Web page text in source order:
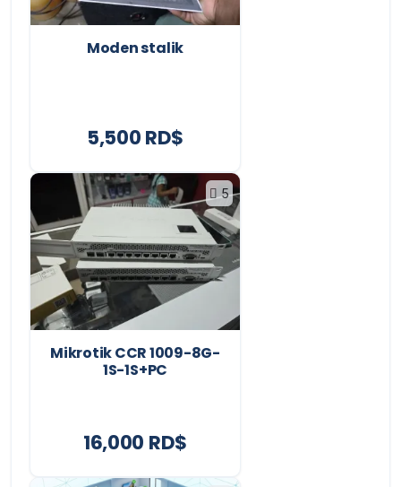
Moden stalik
5,500 RD$
5
Mikrotik CCR 1009-8G-
1S-1S+PC
16,000 RD$